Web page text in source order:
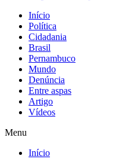
Início
Política
Cidadania
Brasil
Pernambuco
Mundo
Denúncia
Entre aspas
Artigo
Vídeos
Menu
Início